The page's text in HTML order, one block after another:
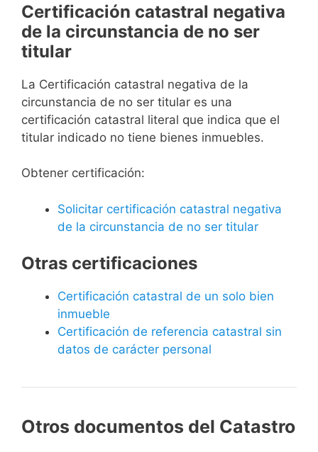
Certificación catastral negativa
de la circunstancia de no ser
titular
La Certificación catastral negativa de la
circunstancia de no ser titular es una
certificación catastral literal que indica que el
titular indicado no tiene bienes inmuebles.
Obtener certificación:
Solicitar certificación catastral negativa
de la circunstancia de no ser titular
Otras certificaciones
Certificación catastral de un solo bien
inmueble
Certificación de referencia catastral sin
datos de carácter personal
Otros documentos del Catastro